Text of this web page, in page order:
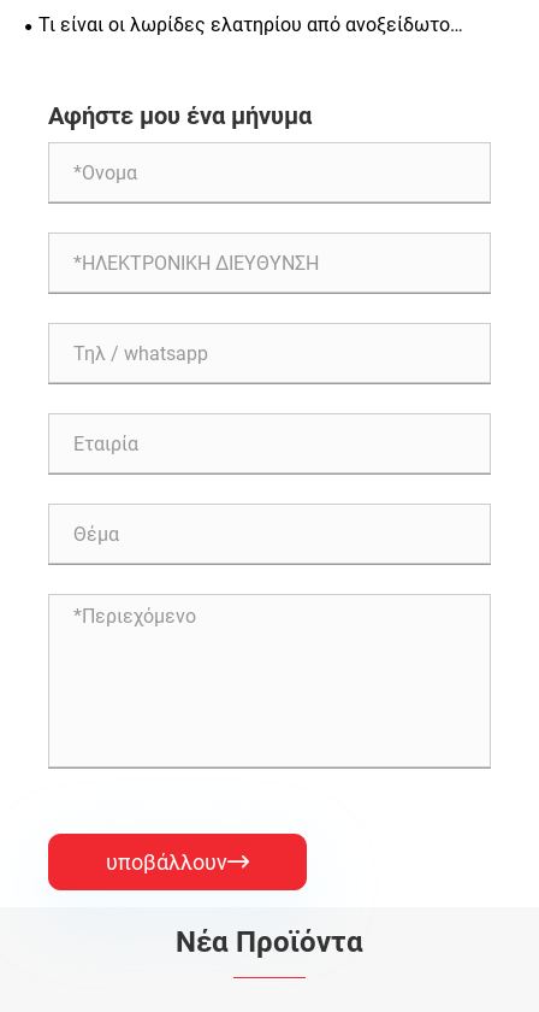
φωτεινό φινίρισμα μια δημοφιλή επιλογή για την
Τι είναι οι λωρίδες ελατηρίου από ανοξείδωτο
Αφήστε μου ένα μήνυμα
υποβάλλουν
Νέα Προϊόντα